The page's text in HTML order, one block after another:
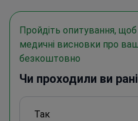
Пройдіть опитування,
медичні висновки про
безкоштовно
Чи проходили ви
Так